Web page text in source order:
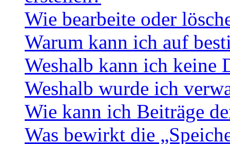
Wie bearbeite oder
Warum kann ich auf
Weshalb kann ich keine
Weshalb wurde ich
Wie kann ich Beiträge
Was bewirkt die